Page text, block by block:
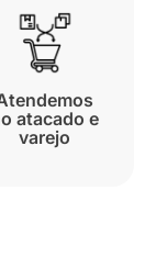
atacado e
varejo